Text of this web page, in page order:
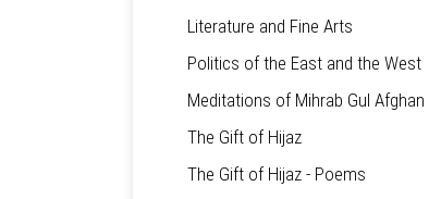
Literature and Fine Arts
Politics of the East and the West
Meditations of Mihrab Gul Afghan
The Gift of Hijaz
The Gift of Hijaz - Poems